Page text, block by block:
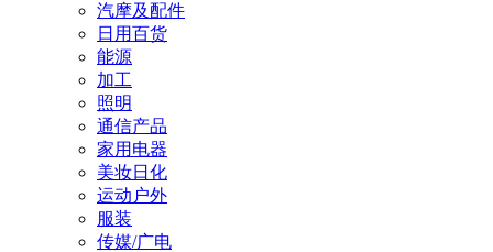
汽摩及配件
日用百货
能源
加工
照明
通信产品
家用电器
美妆日化
运动户外
服装
传媒/广电